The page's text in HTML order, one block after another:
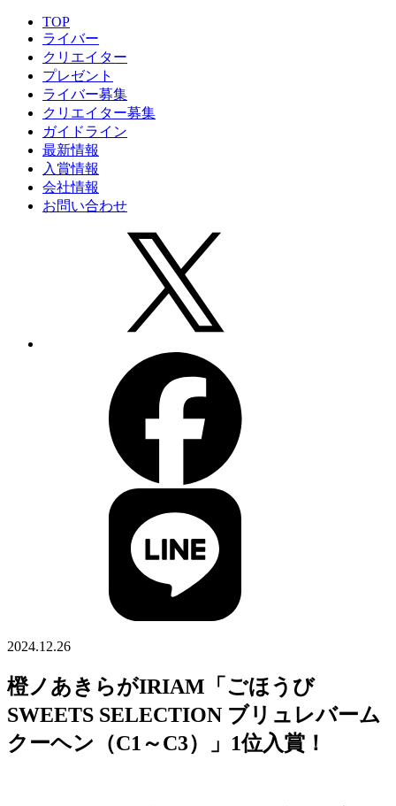
TOP
ライバー
クリエイター
プレゼント
ライバー募集
クリエイター募集
ガイドライン
最新情報
入賞情報
会社情報
お問い合わせ
2024.12.26
橙ノあきらがIRIAM「ごほうび
SWEETS SELECTION ブリュレバーム
クーヘン（C1～C3）」1位入賞！